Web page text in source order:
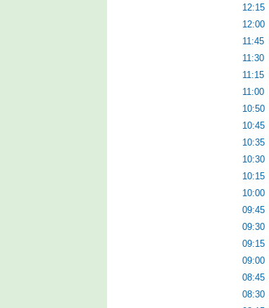
12:15
12:00
11:45
11:30
11:15
11:00
10:50
10:45
10:35
10:30
10:15
10:00
09:45
09:30
09:15
09:00
08:45
08:30